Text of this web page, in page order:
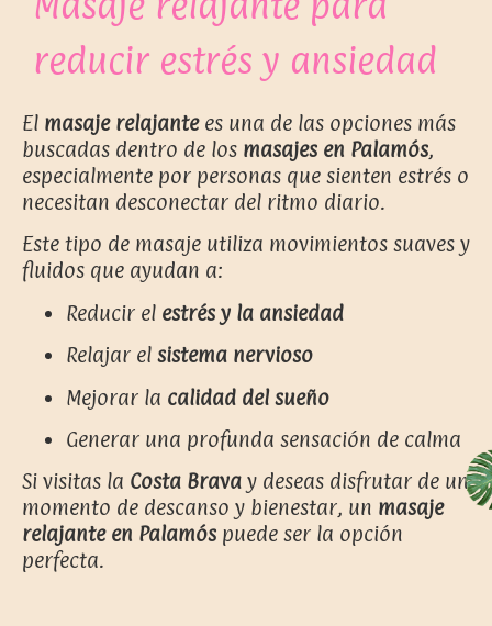
reducir estrés y ansiedad
El masaje relajantees una de las opciones más
buscadas dentro de los masajes en Palamós,
especialmente por personas que sienten estrés o
necesitan desconectar del ritmo diario.
Este tipo de masaje utiliza movimientos suaves y
fluidos que ayudan a:
Reducir el estrés y la ansiedad
Relajar el sistema nervioso
Mejorar la calidad del sueño
Generar una profunda sensación de calma
Si visitas la Costa Brava y deseas disfrutar de un
momento de descanso y bienestar, un masaje
relajante en Palamós puede ser la opción
perfecta.